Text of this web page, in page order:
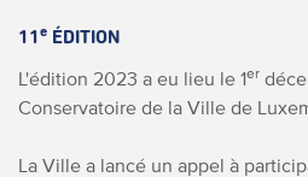
11e ÉDITION
L'édition 2023 a eu lieu le 1er
Conservatoire de la Ville de
La Ville a lancé un appel à